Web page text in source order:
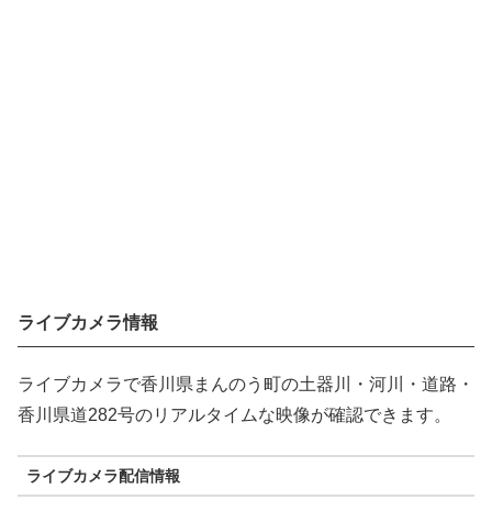
ライブカメラ情報
ライブカメラで香川県まんのう町の土器川・河川・道路・
香川県道282号のリアルタイムな映像が確認できます。
ライブカメラ配信情報